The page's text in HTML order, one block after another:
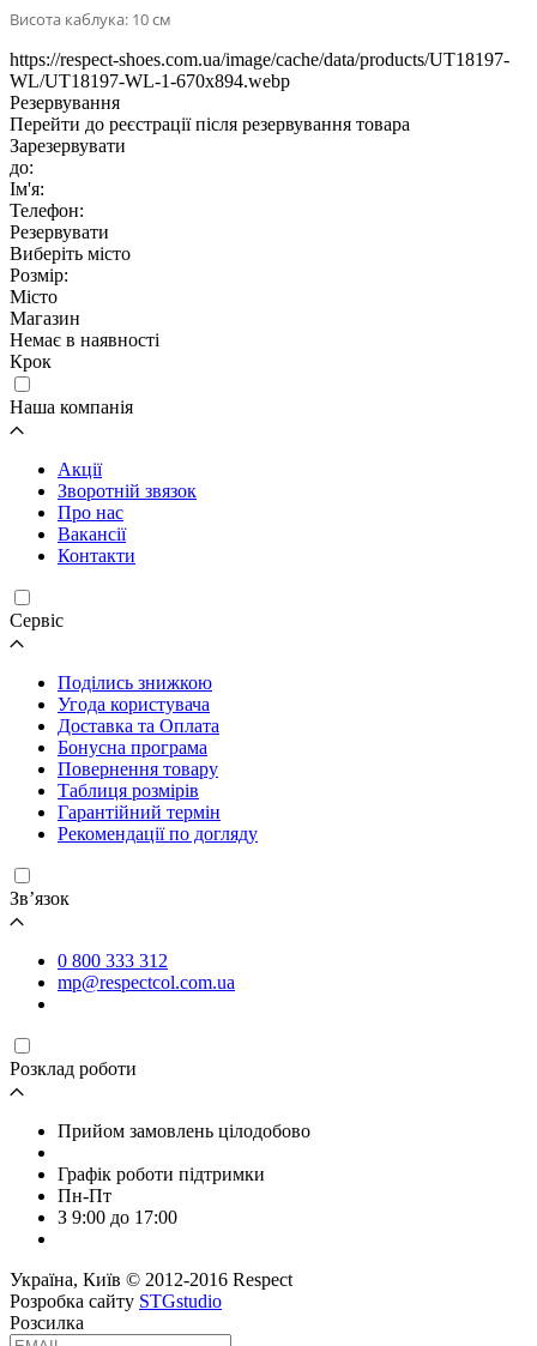
Висота каблука: 10 см
https://respect-shoes.com.ua/image/cache/data/products/UT18197-
WL/UT18197-WL-1-670x894.webp
Резервування
Перейти до реєстрації після резервування товара
Зарезервувати
до:
Ім'я:
Телефон:
Резервувати
Виберіть місто
Розмір:
Місто
Магазин
Немає в наявності
Крок
Наша компанія
Акції
Зворотній звязок
Про нас
Вакансії
Контакти
Cервіс
Поділись знижкою
Угода користувача
Доставка та Оплата
Бонусна програма
Повернення товару
Таблиця розмірів
Гарантійний термін
Рекомендації по догляду
Зв’язок
0 800 333 312
mp@respectcol.com.ua
Розклад роботи
Прийом замовлень цілодобово
Графік роботи підтримки
Пн-Пт
З 9:00 до 17:00
Україна, Київ © 2012-2016 Respect
Розробка сайту STGstudio
Розсилка